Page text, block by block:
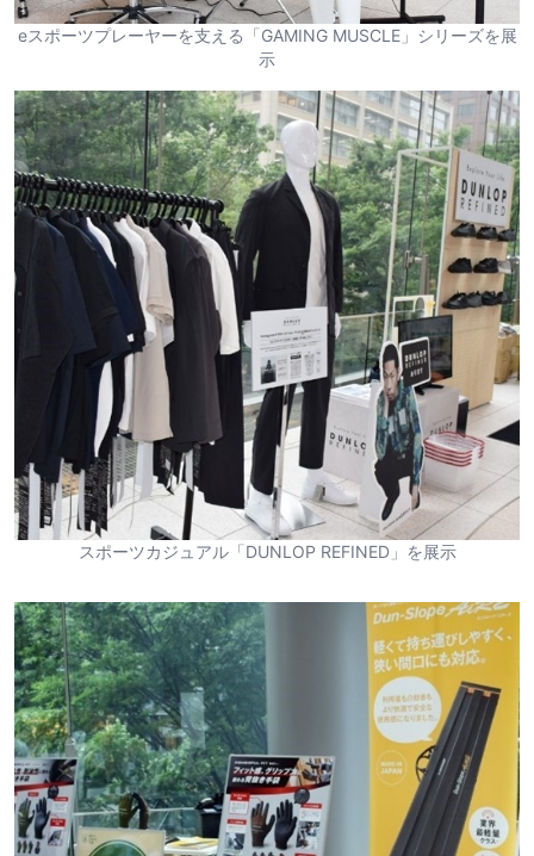
eスポーツプレーヤーを支える「GAMING MUSCLE」シリーズを展
示
スポーツカジュアル「DUNLOP REFINED」を展示